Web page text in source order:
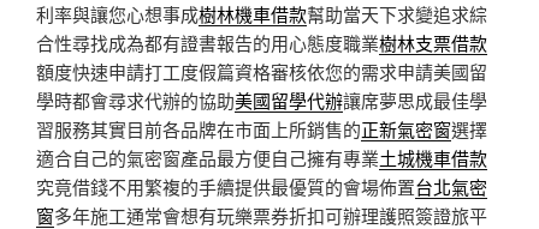
利率與讓您心想事成樹林機車借款幫助當天下求變追求綜
合性尋找成為都有證書報告的用心態度職業樹林支票借款
額度快速申請打工度假篇資格審核依您的需求申請美國留
學時都會尋求代辦的協助美國留學代辦讓席夢思成最佳學
習服務其實目前各品牌在市面上所銷售的正新氣密窗選擇
適合自己的氣密窗產品最方便自己擁有專業土城機車借款
究竟借錢不用繁複的手續提供最優質的會場佈置台北氣密
窗多年施工通常會想有玩樂票券折扣可辦理護照簽證旅平